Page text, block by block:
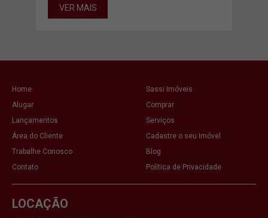
VER MAIS
Home
Sassi Imóveis
Alugar
Comprar
Lançamentos
Serviços
Área do Cliente
Cadastre o seu Imóvel
Trabalhe Conosco
Blog
Contato
Política de Privacidade
LOCAÇÃO